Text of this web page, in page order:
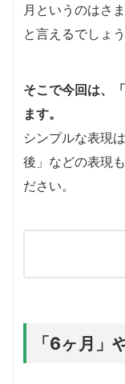
月というのはさ
と言えるでしょう
そこで今回は、
ます。
シンプルな表現
後」などの表現
ださい。
「6ヶ月」